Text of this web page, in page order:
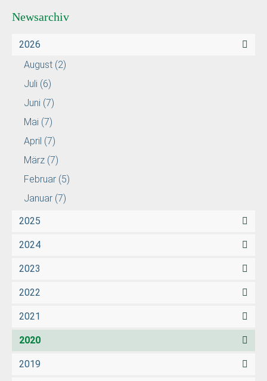
Newsarchiv
2026
August (2)
Juli (6)
Juni (7)
Mai (7)
April (7)
März (7)
Februar (5)
Januar (7)
2025
2024
2023
2022
2021
2020
2019